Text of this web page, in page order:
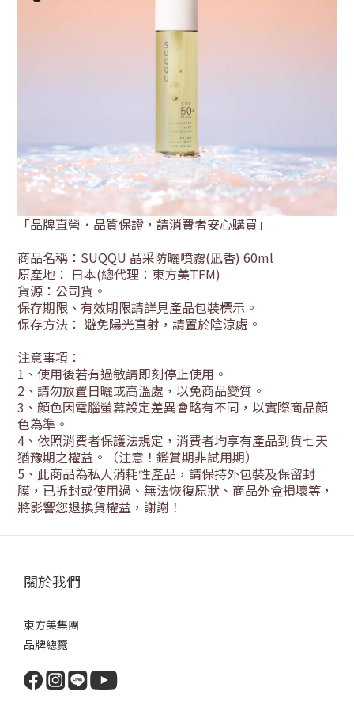
「品牌直營．品質保證，請消費者安心購買」
商品名稱：SUQQU 晶采防曬噴霧(凪香) 60ml
原產地： 日本(總代理：東方美TFM)
貨源：公司貨 。
保存期限、有效期限請詳見產品包裝標示。
保存方法： 避免陽光直射，請置於陰涼處。
注意事項：
1 、使用後若有過敏請即刻停止使用。
2 、請勿放置日曬或高溫處，以免商品變質。
3 、顏色因電腦螢幕設定差異會略有不同，以實際商品顏
色為準。
4 、依照消費者保護法規定，消費者均享有產品到貨七天
猶豫期之權益。（注意！鑑賞期非試用期）
5 、此商品為私人消耗性產品，請保持外包裝及保留封
膜，已拆封或使用過、無法恢復原狀、商品外盒損壞等，
將影響您退換貨權益，謝謝！
關於我們
東方美集團
品牌總覽